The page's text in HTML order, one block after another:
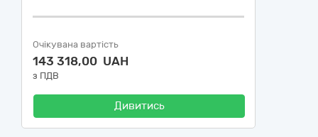
Очікувана вартість
143 318,00 UAH
з ПДВ
Дивитись